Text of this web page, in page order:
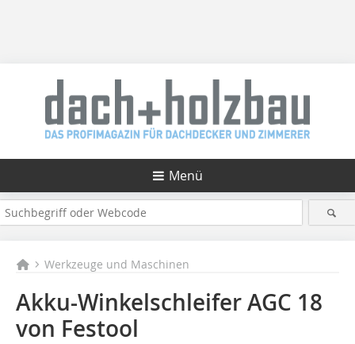
Menü
Werkzeuge und Maschinen
Akku-Winkelschleifer AGC 18
von Festool